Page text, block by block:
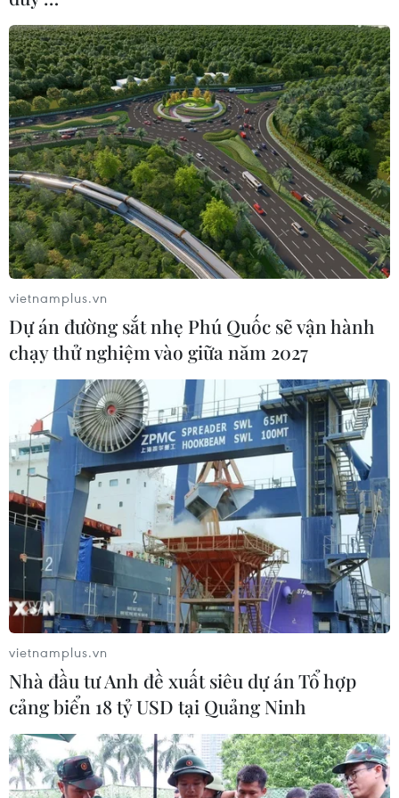
vietnamplus.vn
Dự án đường sắt nhẹ Phú Quốc sẽ vận hành
chạy thử nghiệm vào giữa năm 2027
vietnamplus.vn
Nhà đầu tư Anh đề xuất siêu dự án Tổ hợp
cảng biển 18 tỷ USD tại Quảng Ninh